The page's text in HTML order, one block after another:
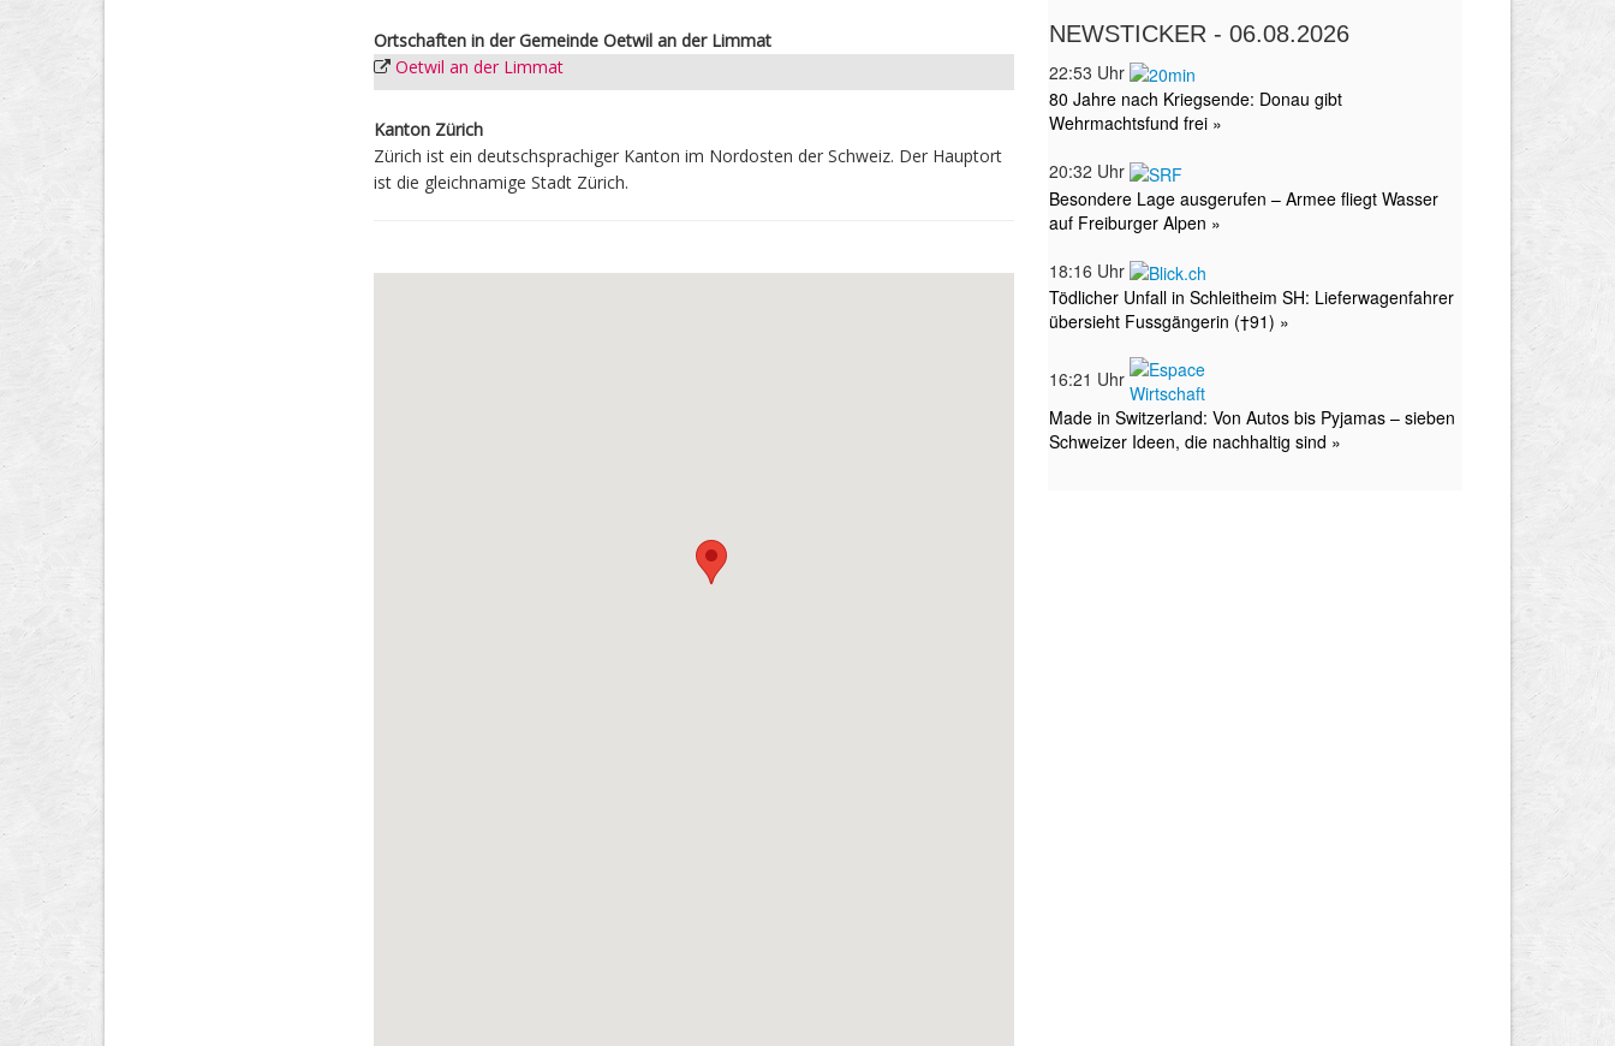
Ortschaften in der Gemeinde Oetwil an der Limmat
Oetwil an der Limmat
Kanton Zürich
Zürich ist ein deutschsprachiger Kanton im Nordosten der Schweiz. Der Hauptort
ist die gleichnamige Stadt Zürich.